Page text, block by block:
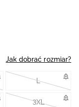
Jak dobrać rozmiar?
L
3XL